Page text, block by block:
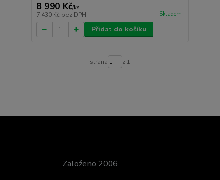
8 990 Kč/ks
7 430 Kč bez DPH Skladem
Přidat do košíku
strana z 1
Založeno 2006